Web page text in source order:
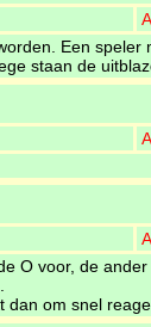
Een speler
staan de
O voor, de
om snel